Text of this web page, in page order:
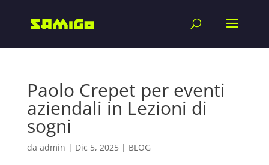
Paolo Crepet per eventi
aziendali in Lezioni di
sogni
da admin | Dic 5, 2025| BLOG